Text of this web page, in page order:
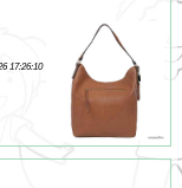
17:26:10